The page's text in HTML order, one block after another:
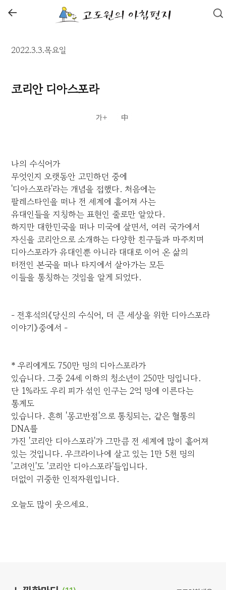
←
2022.3.3.목요일
코리안 디아스포라
나의 수식어가
무엇인지 오랫동안 고민하던 중에
'디아스포라'라는 개념을 접했다. 처음에는
팔레스타인을 떠나 전 세계에 흩어져 사는
유대인들을 지칭하는 표현인 줄로만 알았다.
하지만 대한민국을 떠나 미국에 살면서, 여러 국가에서
자신을 코리안으로 소개하는 다양한 친구들과 마주치며
디아스포라가 유대인뿐 아니라 대대로 이어 온 삶의
터전인 본국을 떠나 타지에서 살아가는 모든
이들을 통칭하는 것임을 알게 되었다.
- 전후석의《당신의 수식어, 더 큰 세상을 위한 디아스포라
이야기》중에서 -
* 우리에게도 750만 명의 디아스포라가
있습니다. 그중 24세 이하의 청소년이 250만 명입니다.
단 1%라도 우리 피가 섞인 인구는 2억 명에 이른다는
통계도
있습니다. 흔히 '몽고반점'으로 통칭되는, 같은 혈통의
DNA를
가진 '코리안 디아스포라'가 그만큼 전 세계에 많이 흩어져
있는 것입니다. 우크라이나에 살고 있는 1만 5천 명의
'고려인'도 '코리안 디아스포라'들입니다.
더없이 귀중한 인적자원입니다.
오늘도 많이 웃으세요.